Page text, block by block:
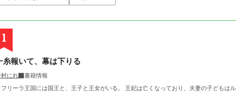
1
糸報いて、幕は下りる
にれ
書籍情報
ーラ王国には国王と、王子と王女がいる。 王妃は亡くなっており、夫妻の子どもはルイレットとサブリナだけであった。 ルイ